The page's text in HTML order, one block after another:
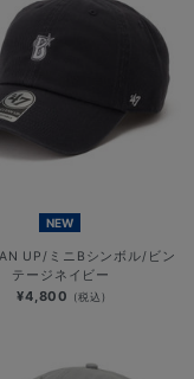
NEW
UP/ミニBシンボル/ビン
テージネイビー
¥4,800 (税込)